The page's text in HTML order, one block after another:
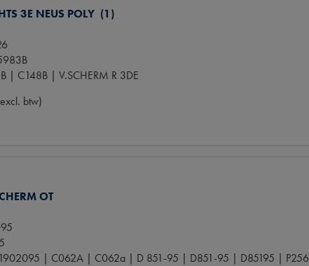
3E NEUS POLY (1)
| C148B | V.SCHERM R 3DE
btw)
OT
| C062A | C062a | D 851-95 | D851-95 | D85195 | P256